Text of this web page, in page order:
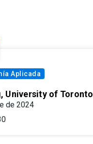
Aplicada
University of Toronto
de 2024